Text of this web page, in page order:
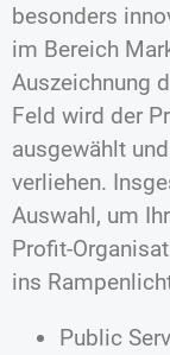
besonders
im Bereich
Auszeichnung
Feld wird der
ausgewählt
verliehen.
Auswahl, um
Profit-
ins
Public